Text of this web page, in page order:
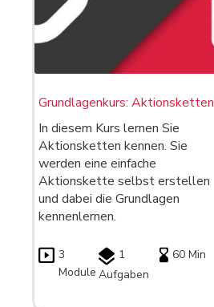
Grundlagenkurs: Aktionsketten
In diesem Kurs lernen Sie
Aktionsketten kennen. Sie
werden eine einfache
Aktionskette selbst erstellen
und dabei die Grundlagen
kennenlernen.
3
Module
1
Aufgaben
60 Min